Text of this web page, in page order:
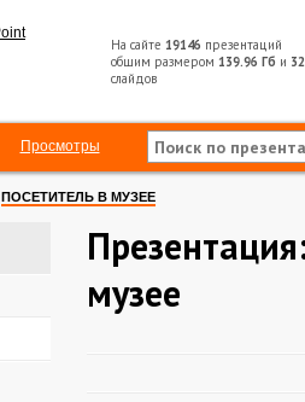
На сайте 19146 презентаций
общим размером 139.96 Гб и
слайдов
Просмотры
ПОСЕТИТЕЛЬ В МУЗЕЕ
музее